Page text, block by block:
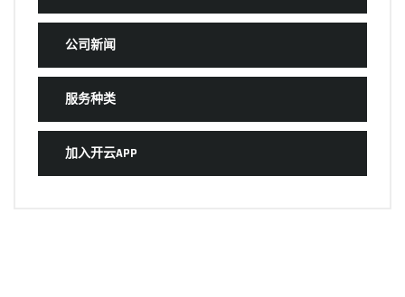
公司新闻
服务种类
加入开云APP